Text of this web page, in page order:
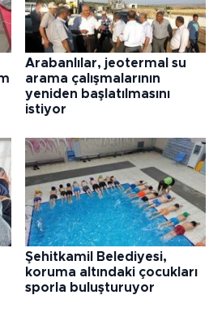
Arabanlılar, jeotermal su
arama çalışmalarının
yeniden başlatılmasını
istiyor
Şehitkamil Belediyesi,
koruma altındaki çocukları
sporla buluşturuyor